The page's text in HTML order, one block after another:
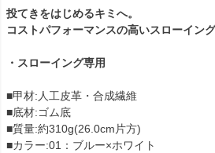
投てきをはじめるキミへ。
コストパフォーマンスの高いスローイング
・スローイング専用
■甲材:人工皮革・合成繊維
■底材:ゴム底
■質量:約310g(26.0cm片方)
■カラー:01：ブルー×ホワイト